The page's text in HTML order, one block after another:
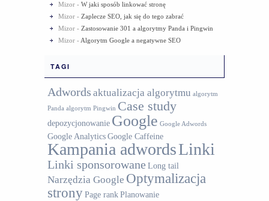
Mizor - W jaki sposób linkować stronę
Mizor - Zaplecze SEO, jak się do tego zabrać
Mizor - Zastosowanie 301 a algorytmy Panda i Pingwin
Mizor - Algorytm Google a negatywne SEO
TAGI
Adwords aktualizacja algorytmu algorytm
Panda algorytm Pingwin Case study
depozycjonowanie Google Google Adwords
Google AnalyticsGoogle Caffeine
Kampania adwordsLinki
Linki sponsorowane Long tail
Narzędzia Google Optymalizacja
stronyPage rankPlanowanie